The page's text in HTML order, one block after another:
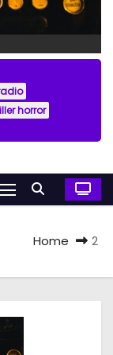
horror
Home 2